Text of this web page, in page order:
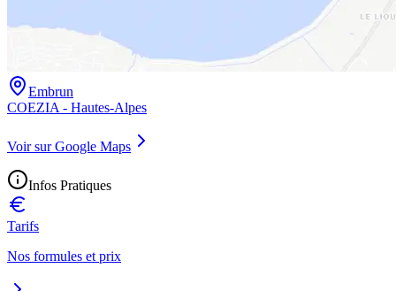
Embrun
COEZIA - Hautes-Alpes
Voir sur Google Maps
Infos Pratiques
Tarifs
Nos formules et prix